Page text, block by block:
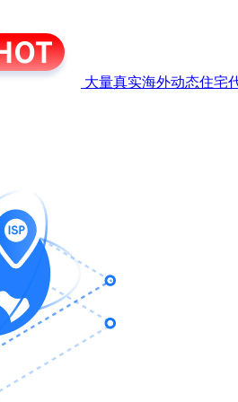
大量真实海外动态住宅